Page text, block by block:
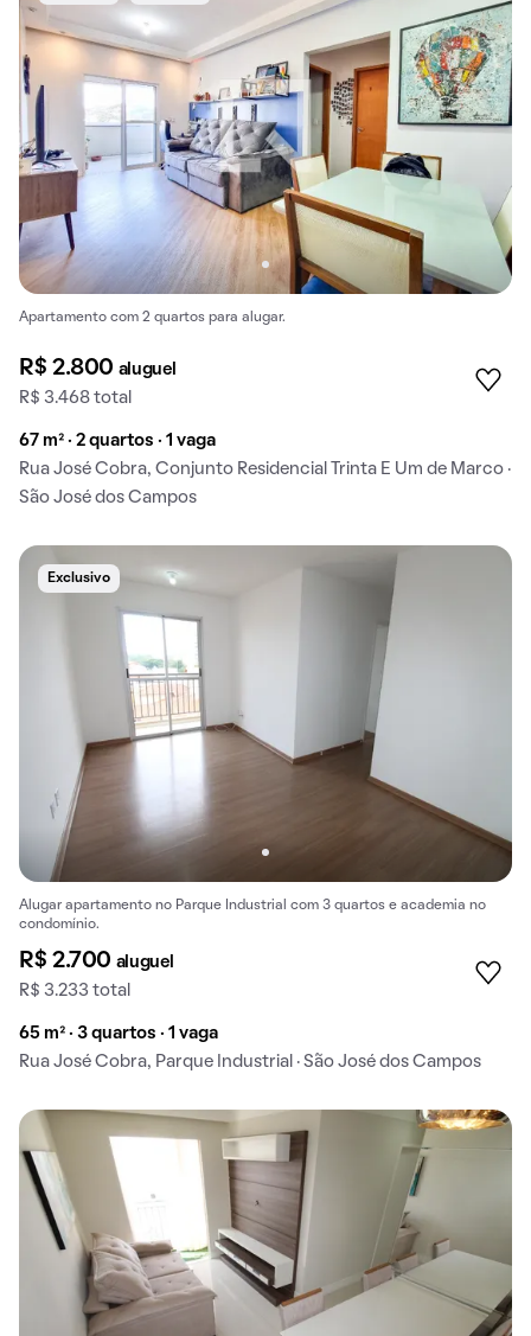
Apartamento com 2 quartos para alugar.
R$ 2.800 aluguel
R$ 3.468 total
67 m² · 2 quartos · 1 vaga
Rua José Cobra, Conjunto Residencial Trinta E Um de Marco ·
São José dos Campos
Exclusivo
Alugar apartamento no Parque Industrial com 3 quartos e academia no
condomínio.
R$ 2.700 aluguel
R$ 3.233 total
65 m² · 3 quartos · 1 vaga
Rua José Cobra, Parque Industrial · São José dos Campos